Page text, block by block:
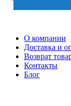
О компании
Доставка и
Возврат
Контакты
Блог